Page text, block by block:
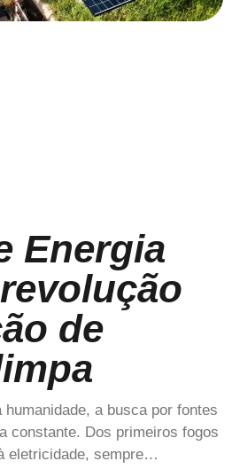
Energia
de
a busca por fontes
constante. Dos primeiros fogos
eletricidade, sempre…